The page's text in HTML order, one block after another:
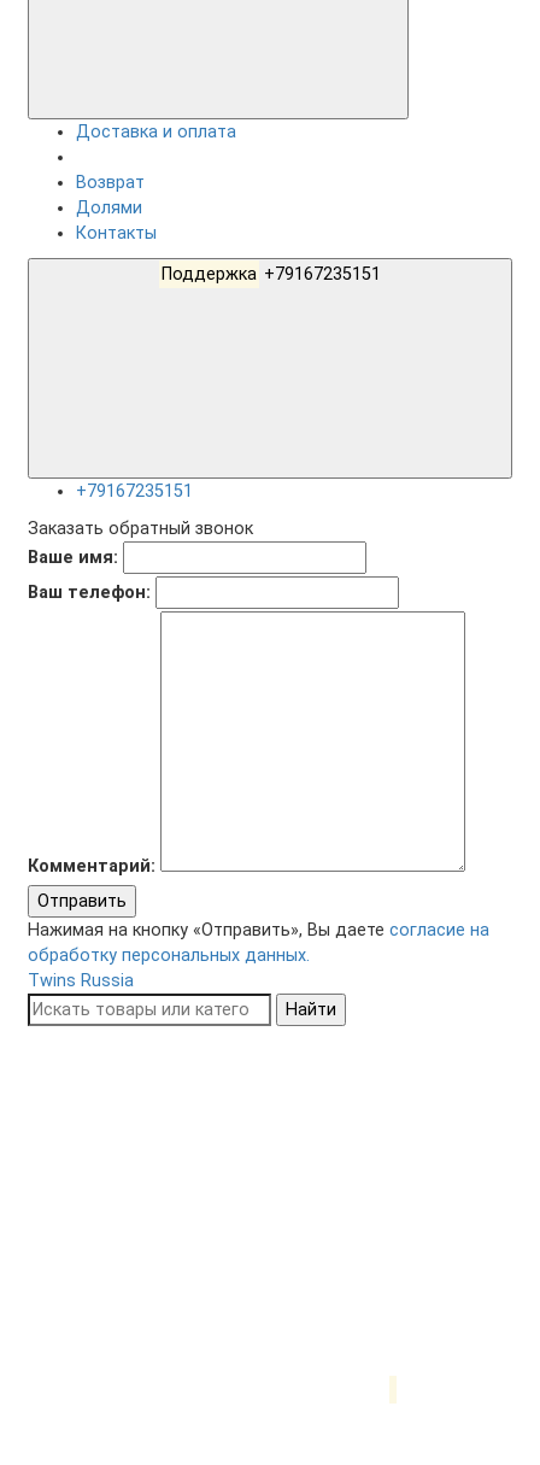
Доставка и оплата
Возврат
Долями
Контакты
Поддержка
+79167235151
Заказать обратный звонок
Ваше имя:
Ваш телефон:
Комментарий:
Отправить
Нажимая на кнопку «Отправить», Вы даете согласие на
обработку персональных данных.
Twins Russia
Найти